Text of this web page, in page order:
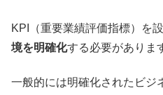
KPI（重要業績評価指標）を
境を明確化する必要がありま
一般的には明確化されたビジ